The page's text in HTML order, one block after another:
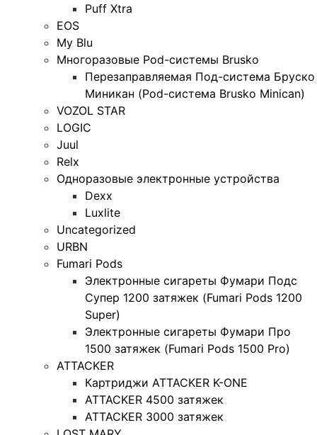
Puff Xtra
EOS
My Blu
Многоразовые Pod-системы Brusko
Перезаправляемая Под-система Бруско
Миникан (Pod-система Brusko Minican)
VOZOL STAR
LOGIC
Juul
Relx
Одноразовые электронные устройства
Dexx
Luxlite
Uncategorized
URBN
Fumari Pods
Электронные сигареты Фумари Подс
Супер 1200 затяжек (Fumari Pods 1200
Super)
Электронные сигареты Фумари Про
1500 затяжек (Fumari Pods 1500 Pro)
ATTACKER
Картриджи ATTACKER K-ONE
ATTACKER 4500 затяжек
ATTACKER 3000 затяжек